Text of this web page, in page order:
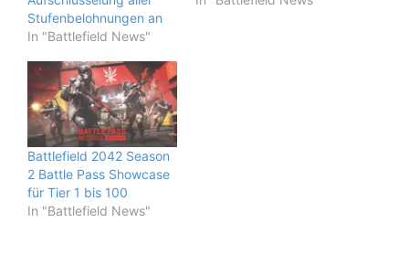
Stufenbelohnungen an
In "Battlefield News"
Battlefield 2042 Season
2 Battle Pass Showcase
für Tier 1 bis 100
In "Battlefield News"